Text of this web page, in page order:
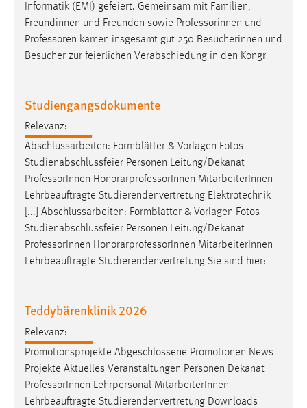
Informatik (EMI) gefeiert. Gemeinsam mit Familien,
Freundinnen und Freunden sowie Professorinnen und
Professoren kamen insgesamt gut 250 Besucherinnen und
Besucher zur feierlichen Verabschiedung in den Kongr
Studiengangsdokumente
Relevanz:
Abschlussarbeiten: Formblätter & Vorlagen Fotos
Studienabschlussfeier Personen Leitung/Dekanat
Professor Innen HonorarprofessorInnen MitarbeiterInnen
Lehrbeauftragte Studierendenvertretung Elektrotechnik
[...] Abschlussarbeiten: Formblätter & Vorlagen Fotos
Studienabschlussfeier Personen Leitung/Dekanat
Professor Innen HonorarprofessorInnen MitarbeiterInnen
Lehrbeauftragte Studierendenvertretung Sie sind hier:
Teddybärenklinik 2026
Relevanz:
Promotionsprojekte Abgeschlossene Promotionen News
Projekte Aktuelles Veranstaltungen Personen Dekanat
Professor Innen Lehrpersonal MitarbeiterInnen
Lehrbeauftragte Studierendenvertretung Downloads